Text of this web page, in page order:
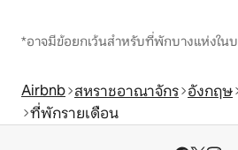
*อาจมีข้อยกเว้นสำหรับที่พักบางแห่งใน
Airbnb สหราชอาณาจักร อังกฤษ
ที่พักรายเดือน